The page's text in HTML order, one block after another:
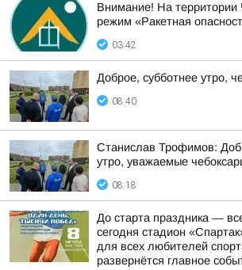
Внимание! На
режим «Ракетная
03:42
Доброе, субботнее утро,
08:40
Станислав Трофимов:
утро, уважаемые
08:18
До старта праздника —
сегодня стадион
для всех любителей
развернётся главное